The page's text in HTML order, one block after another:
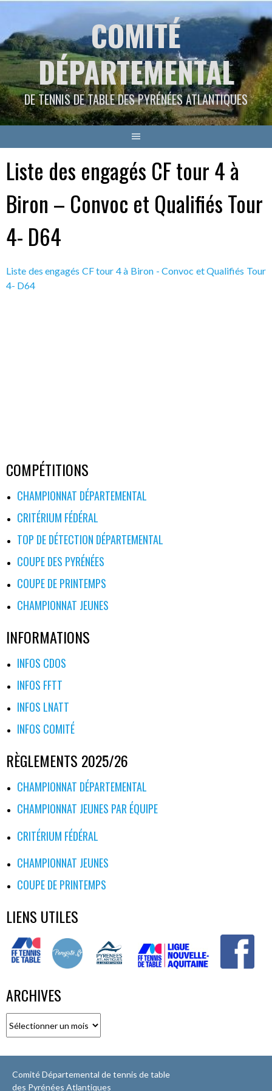
contenu
COMITÉ
DÉPARTEMENTAL
DE TENNIS DE TABLE DES PYRÉNÉES ATLANTIQUES
Liste des engagés CF tour 4 à
Biron – Convoc et Qualifiés Tour
4- D64
Liste des engagés CF tour 4 à Biron - Convoc et Qualifiés Tour
4- D64
COMPÉTITIONS
CHAMPIONNAT DÉPARTEMENTAL
CRITÉRIUM FÉDÉRAL
TOP DE DÉTECTION DÉPARTEMENTAL
COUPE DES PYRÉNÉES
COUPE DE PRINTEMPS
CHAMPIONNAT JEUNES
INFORMATIONS
INFOS CDOS
INFOS FFTT
INFOS LNATT
INFOS COMITÉ
RÈGLEMENTS 2025/26
CHAMPIONNAT DÉPARTEMENTAL
CHAMPIONNAT JEUNES PAR ÉQUIPE
CRITÉRIUM FÉDÉRAL
CHAMPIONNAT JEUNES
COUPE DE PRINTEMPS
LIENS UTILES
ARCHIVES
Comité Départemental de tennis de table
des Pyrénées Atlantiques